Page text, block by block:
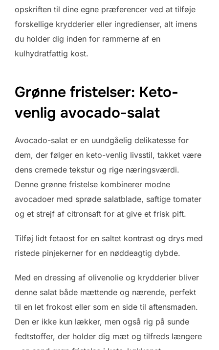
opskriften til dine egne præferencer ved at tilføje
forskellige krydderier eller ingredienser, alt imens
du holder dig inden for rammerne af en
kulhydratfattig kost.
Grønne fristelser: Keto-
venlig avocado-salat
Avocado-salat er en uundgåelig delikatesse for
dem, der følger en keto-venlig livsstil, takket være
dens cremede tekstur og rige næringsværdi.
Denne grønne fristelse kombinerer modne
avocadoer med sprøde salatblade, saftige tomater
og et strejf af citronsaft for at give et frisk pift.
Tilføj lidt fetaost for en saltet kontrast og drys med
ristede pinjekerner for en nøddeagtig dybde.
Med en dressing af olivenolie og krydderier bliver
denne salat både mættende og nærende, perfekt
til en let frokost eller som en side til aftensmaden.
Den er ikke kun lækker, men også rig på sunde
fedtstoffer, der holder dig mæt og tilfreds længere